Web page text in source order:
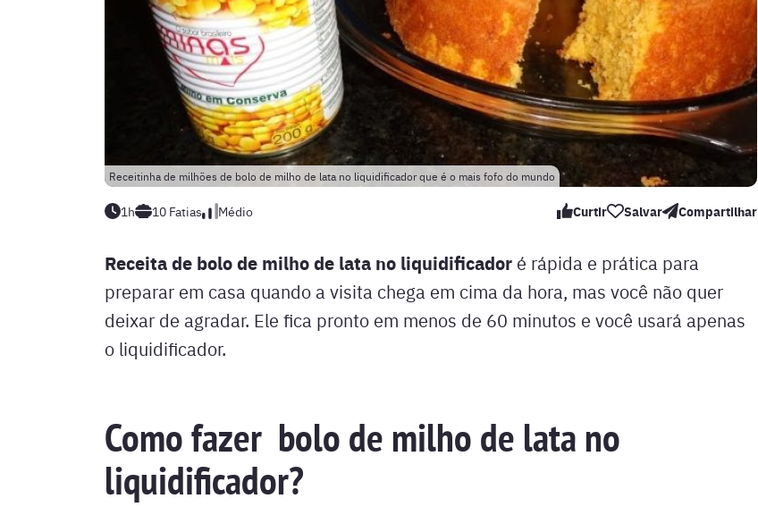
Receitinha de milhões de bolo de milho de lata no liquidificador que é o mais fofo do mundo
1h 10 Fatias Médio Curtir Salvar Compartilhar
Receita de bolo de milho de lata no liquidificador é rápida e prática para
preparar em casa quando a visita chega em cima da hora, mas você não quer
deixar de agradar. Ele fica pronto em menos de 60 minutos e você usará apenas
o liquidificador.
Como fazer bolo de milho de lata no
liquidificador?